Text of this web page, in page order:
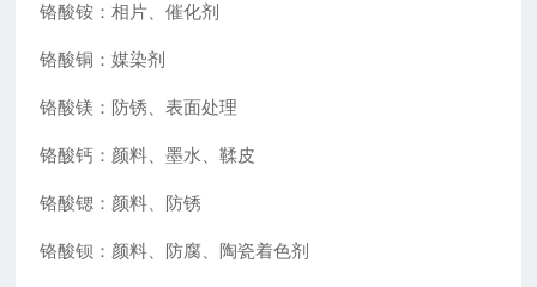
铬酸铵：相片、催化剂
铬酸铜：媒染剂
铬酸镁：防锈、表面处理
铬酸钙：颜料、墨水、鞣皮
铬酸锶：颜料、防锈
铬酸钡：颜料、防腐、陶瓷着色剂